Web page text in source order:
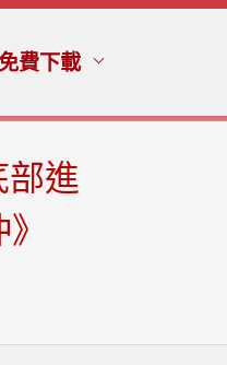
費下載
部進